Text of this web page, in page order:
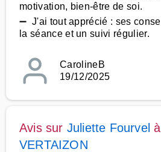
motivation, bien-être de soi.
➖ J'ai tout apprécié : ses
la séance et un suivi régulier.
CarolineB
19/12/2025
Avis sur Juliette Fourvel à
VERTAIZON